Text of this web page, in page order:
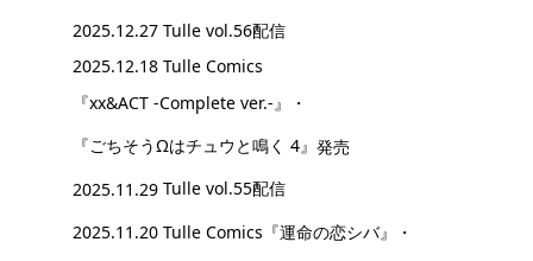
2025.12.27 Tulle vol.56配信
2025.12.18 Tulle Comics
『xx&ACT -Complete ver.-』
・
『ごちそうΩはチュウと鳴く 4』 発売
2025.11.29 Tulle vol.55配信
2025.11.20 Tulle Comics 『運命の恋シバ』
・